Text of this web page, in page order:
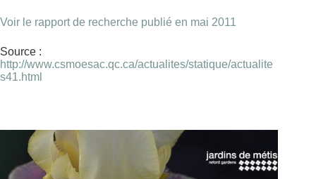
Voir le rapport de recherche publié en mai 2011
Source :
http://www.csmoesac.qc.ca/actualites/statique/actualite
s41.html